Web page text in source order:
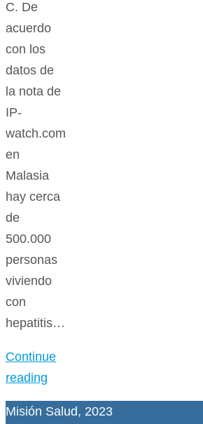
C. De
acuerdo
con los
datos de
la nota de
IP-
watch.com
en
Malasia
hay cerca
de
500.000
personas
viviendo
con
hepatitis…
Continue
reading
Misión Salud, 2023